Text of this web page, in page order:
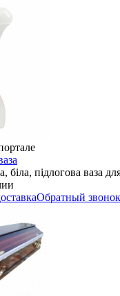
біла, підлогова ваза
Обратный звонок